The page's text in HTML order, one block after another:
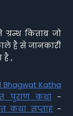
किताब जो
है से जानकारी
है ,
Bhagwat Katha
पुराण कथा-
कथा सप्ताह-